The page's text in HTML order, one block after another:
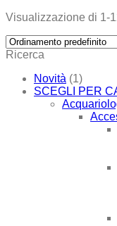
Visualizzazione di 1-
Ricerca
Novità (1)
SCEGLI PER